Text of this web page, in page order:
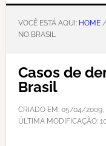
VOCÊ ESTÁ AQUI: HOME/
NO BRASIL
Casos de
Brasil
CRIADO EM: 05/04/2009,
ÚLTIMA MODIFICAÇÃO: